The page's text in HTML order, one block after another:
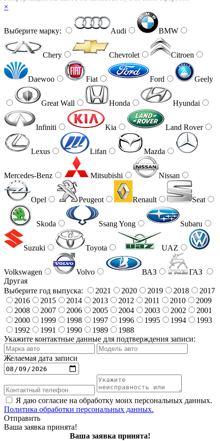
×
Выберите марку: Audi BMW
Chery Chevrolet Citroen
Daewoo Fiat Ford Geely
Great Wall Honda Hyundai
Infiniti Kia Land Rover
Lexus Lifan Mazda
Mercedes-Benz Mitsubishi Nissan
Opel Peugeot Renault Seat
Skoda Ssang Yong Subaru
Suzuki Toyota UAZ
Volkswagen Volvo ВАЗ
ГАЗ
Другая
Выберите год выпуска:
2021 2020 2019 2018
2017
2016
2015 2014 2013 2012 2011 2010
2009
2008
2007 2006 2005 2004 2003 2002
2001
2000
1999 1998 1997 1996 1995 1994
1993
1992
1991 1990 1989
1988
Укажите контактные данные для подтверждения записи:
Желаемая дата записи
Я даю согласие на обработку моих персональных данных.
Политика обработки персональных данных.
Отправить
Ваша заявка принята!
Ваша заявка принята!